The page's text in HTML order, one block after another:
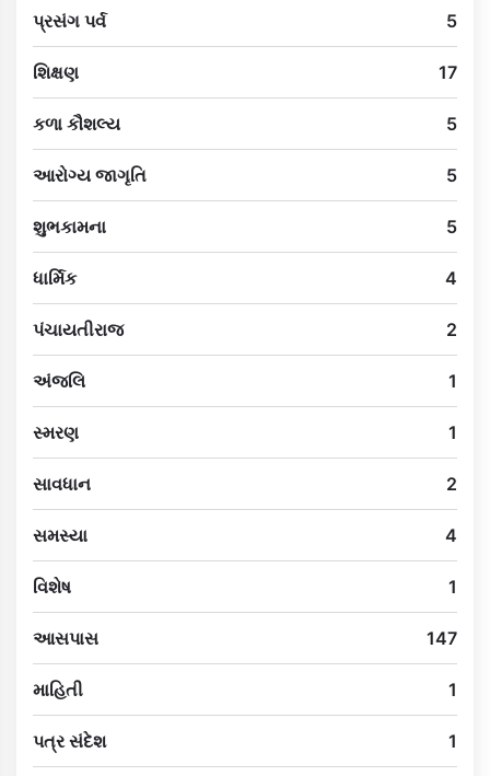
પ્રસંગ પર્વ 5
શિક્ષણ 17
કળા કૌશલ્ય 5
આરોગ્ય જાગૃતિ 5
શુભકામના 5
ધાર્મિક 4
પંચાયતીરાજ 2
અંજલિ 1
સ્મરણ 1
સાવધાન 2
સમસ્યા 4
વિશેષ 1
આસપાસ 147
માહિતી 1
પત્ર સંદેશ 1